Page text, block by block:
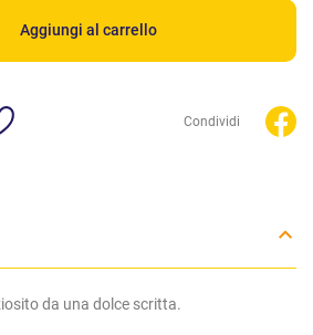
Aggiungi al carrello
Condividi
da una dolce scritta.